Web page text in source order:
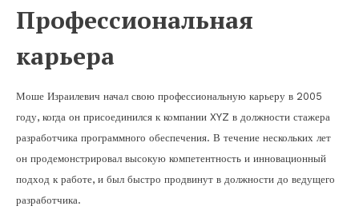
Профессиональная
карьера
Моше Израилевич начал свою профессиональную карьеру в 2005
году, когда он присоединился к компании XYZ в должности стажера
разработчика программного обеспечения. В течение нескольких лет
он продемонстрировал высокую компетентность и инновационный
подход к работе, и был быстро продвинут в должности до ведущего
разработчика.